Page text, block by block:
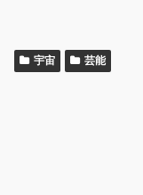
宇宙 芸能